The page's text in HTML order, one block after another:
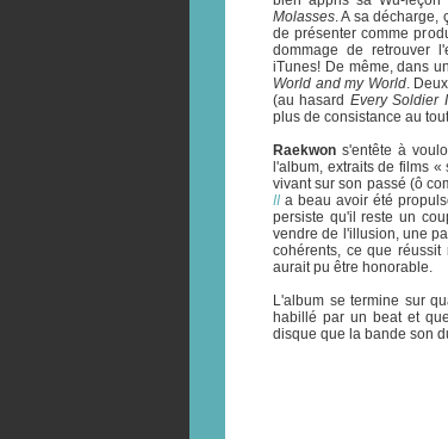
Molasses. A sa décharge,
de présenter comme
dommage de retrouver
iTunes! De même, dans
World and my World.
(au hasard Every Soldier
plus de consistance au
Raekwon s'entête à
l'album, extraits de films
vivant sur son passé (ô
II a beau avoir été
persiste qu'il reste un
vendre de l'illusion, une
cohérents, ce que
aurait pu être honorable.
L'album se termine sur
habillé par un beat et
disque que la bande son